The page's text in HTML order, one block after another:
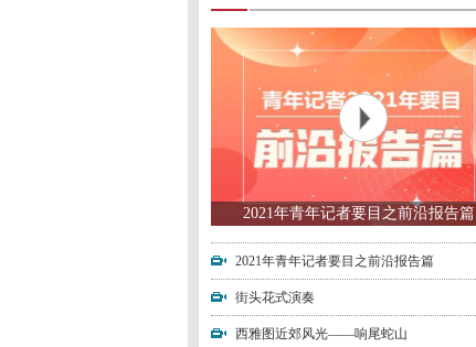
2021年青年记者要目之前沿报告篇
2021年青年记者要目之前沿报告篇
街头花式演奏
西雅图近郊风光——响尾蛇山